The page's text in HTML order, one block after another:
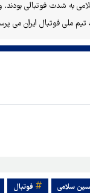
ملی فوتبال ایران می
سلامی فوتبال